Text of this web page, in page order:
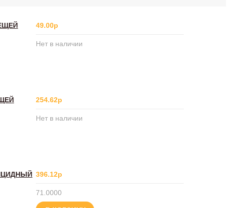
49.00р
Нет в наличии
254.62р
Нет в наличии
396.12р
71.0000